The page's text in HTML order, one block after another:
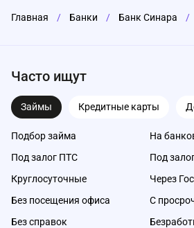
Главная / Банки / Банк Синара /
Часто ищут
Займы Кредитные карты
Подбор займа
Под залог ПТС
Круглосуточные
Без посещения офиса
Без справок
На
Под
Через
С